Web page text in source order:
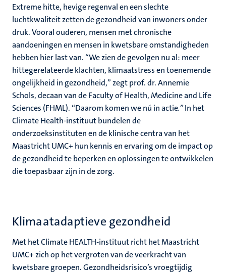
Extreme hitte, hevige regenval en een slechte
luchtkwaliteit zetten de gezondheid van inwoners onder
druk. Vooral ouderen, mensen met chronische
aandoeningen en mensen in kwetsbare omstandigheden
hebben hier last van. “We zien de gevolgen nu al: meer
hittegerelateerde klachten, klimaatstress en toenemende
ongelijkheid in gezondheid,” zegt prof. dr.Annemie
Schols, decaan van de Faculty of Health, Medicine and Life
Sciences (FHML). “Daarom komen we nú in actie.”In het
Climate Health-instituut bundelen de
onderzoeksinstituten en de klinische centra van het
Maastricht UMC+ hun kennis en ervaring om de impact op
de gezondheid te beperken en oplossingen te ontwikkelen
die toepasbaar zijn in de zorg.
Klimaatadaptieve gezondheid
Met het Climate HEALTH-instituut richt het Maastricht
UMC+ zich op het vergroten van de veerkracht van
kwetsbare groepen. Gezondheidsrisico’s vroegtijdig